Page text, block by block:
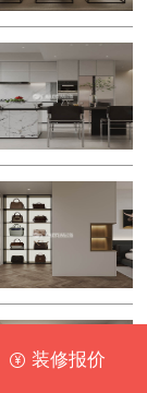
 装修报价